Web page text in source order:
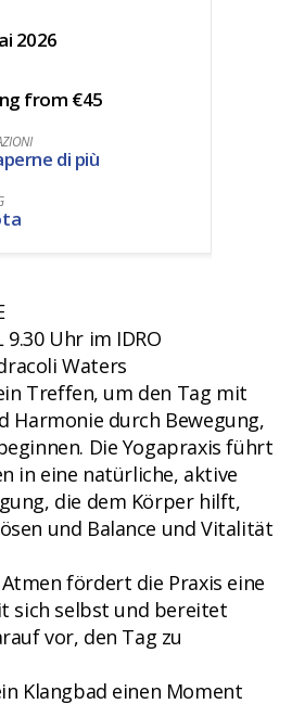
2026
from €45
di più
9.30 Uhr im IDRO
Waters
Treffen, um den Tag mit
Harmonie durch Bewegung,
Die Yogapraxis führt
in eine natürliche, aktive
die dem Körper hilft,
und Balance und Vitalität
fördert die Praxis eine
sich selbst und bereitet
vor, den Tag zu
Klangbad einen Moment